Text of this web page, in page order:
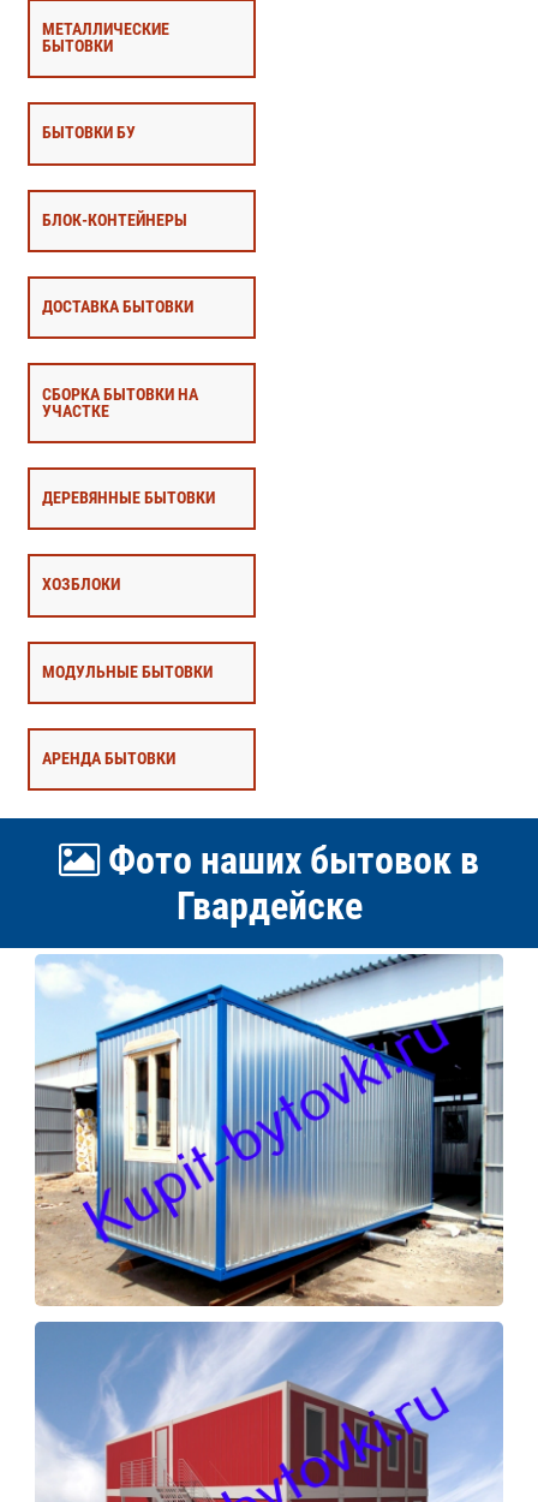
МЕТАЛЛИЧЕСКИЕ
БЫТОВКИ
БЫТОВКИ БУ
БЛОК-КОНТЕЙНЕРЫ
ДОСТАВКА БЫТОВКИ
СБОРКА БЫТОВКИ НА
УЧАСТКЕ
ДЕРЕВЯННЫЕ БЫТОВКИ
ХОЗБЛОКИ
МОДУЛЬНЫЕ БЫТОВКИ
АРЕНДА БЫТОВКИ
Фото наших бытовок в
Гвардейске